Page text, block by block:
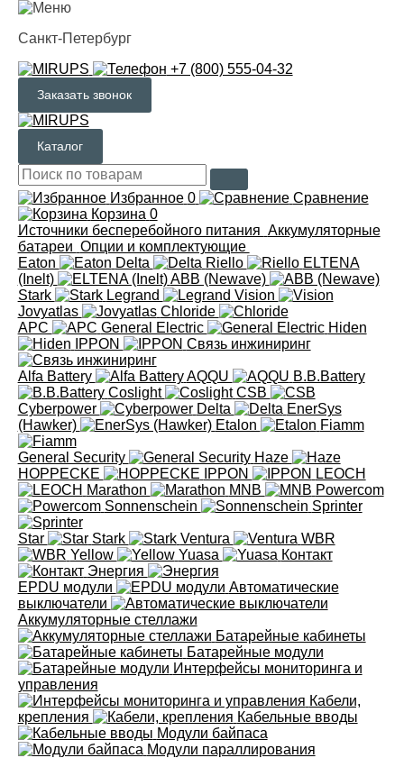
Санкт-Петербург
+7 (800) 555-04-32
Заказать звонок
Каталог
Избранное 0
Сравнение
Корзина 0
Источники бесперебойного питания Аккумуляторные
батареи Опции и комплектующие
Eaton
Delta Riello
ELTENA
(Inelt)
ABB (Newave)
Stark
Legrand
Vision
Jovyatlas
Chloride
APC
General Electric
Hiden
IPPON
Связь инжиниринг
Alfa Battery AQQU
B.B.Battery
Coslight
CSB
Cyberpower
Delta
EnerSys
(Hawker)
Etalon Fiamm
General Security
Haze
HOPPECKE
IPPON
LEOCH
Marathon
MNB
Powercom
Sonnenschein
Sprinter
Star Stark Ventura
WBR
Yellow
Yuasa
Контакт
Энергия
EPDU модули
Автоматические
выключатели
Аккумуляторные стеллажи
Батарейные кабинеты
Батарейные модули
Интерфейсы мониторинга и
управления
Кабели,
крепления
Кабельные вводы
Модули байпаса
Модули параллирования